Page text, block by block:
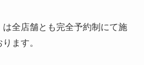
は全店舗とも完全予約制にて施
ます。